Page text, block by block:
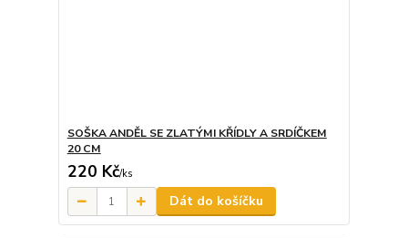
SOŠKA ANDĚL SE ZLATÝMI KŘÍDLY A SRDÍČKEM
20 CM
220 Kč/ks
Dát do košíčku